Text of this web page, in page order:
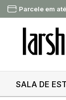
Parcele em
SALA DE